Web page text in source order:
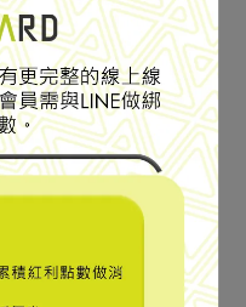
SPECIAL SALE
藝術家設計｜百搭基本款